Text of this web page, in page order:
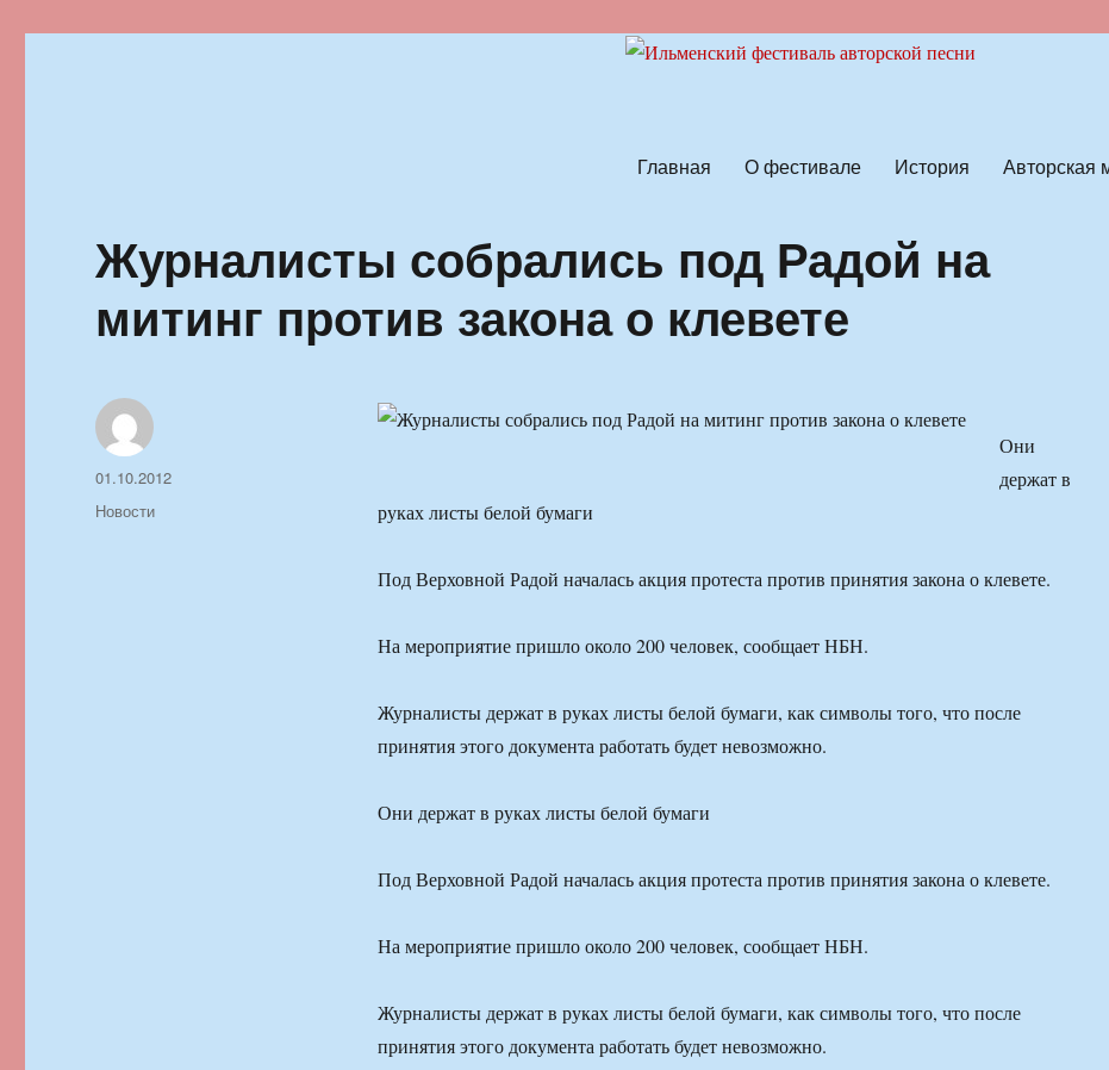
Главная О фестивале История Авторская
Журналисты собрались под Радой на
митинг против закона о клевете
Они
держат в
руках листы белой бумаги
Под Верховной Радой началась акция протеста против принятия закона о клевете.
На мероприятие пришло около 200 человек, сообщает НБН.
Журналисты держат в руках листы белой бумаги, как символы того, что после
принятия этого документа работать будет невозможно.
Они держат в руках листы белой бумаги
Под Верховной Радой началась акция протеста против принятия закона о клевете.
На мероприятие пришло около 200 человек, сообщает НБН.
Журналисты держат в руках листы белой бумаги, как символы того, что после
принятия этого документа работать будет невозможно.
Автор
Опубликовано
01.10.2012
Рубрики
Новости